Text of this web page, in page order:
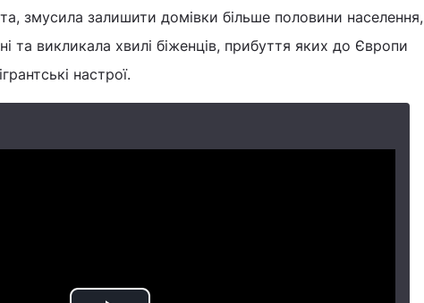
змусила залишити домівки більше половини населення,
та викликала хвилі біженців, прибуття яких до Європи
настрої.